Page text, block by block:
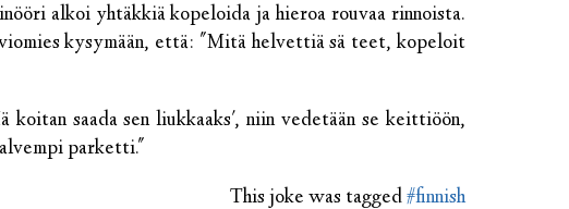
alkoi yhtäkkiä kopeloida ja hieroa rouvaa rinnoista.
kysymään, että: "Mitä helvettiä sä teet, kopeloit
koitan saada sen liukkaaks', niin vedetään se keittiöön,
parketti."
This joke was tagged#finnish